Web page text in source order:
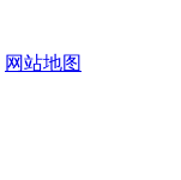
网站地图